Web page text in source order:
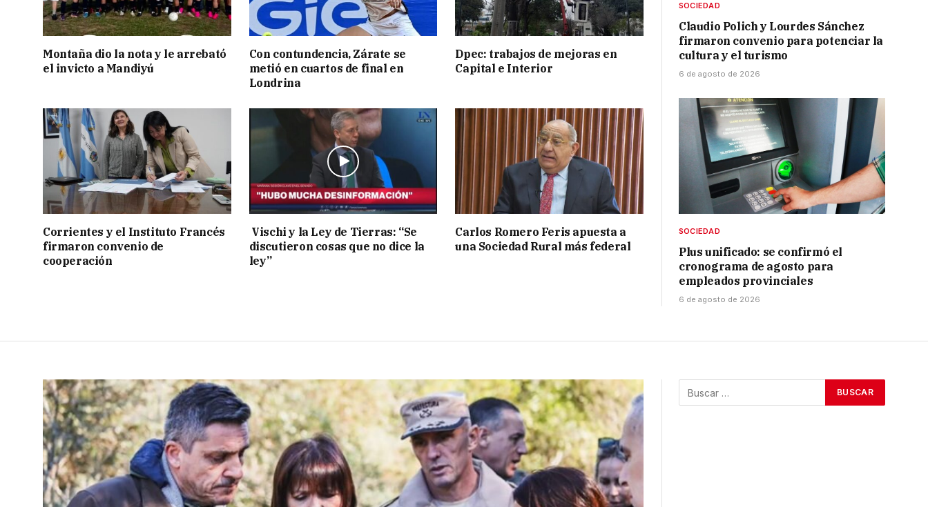
Montaña dio la nota y le arrebató
el invicto a Mandiyú
Con contundencia, Zárate se
metió en cuartos de final en
Londrina
Dpec: trabajos de mejoras en
Capital e Interior
Corrientes y el Instituto Francés
firmaron convenio de
cooperación
Vischi y la Ley de Tierras: “Se
discutieron cosas que no dice la
ley”
Carlos Romero Feris apuesta a
una Sociedad Rural más federal
SOCIEDAD
Claudio Polich y Lourdes Sánchez
firmaron convenio para potenciar la
cultura y el turismo
6 de agosto de 2026
SOCIEDAD
Plus unificado: se confirmó el
cronograma de agosto para
empleados provinciales
6 de agosto de 2026